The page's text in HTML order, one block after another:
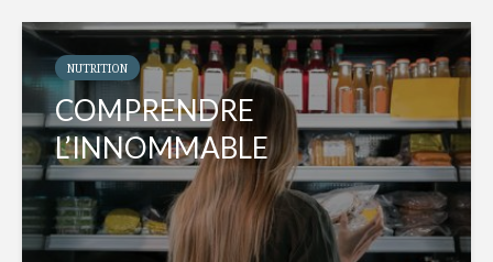
NUTRITION
COMPRENDRE
L’INNOMMABLE